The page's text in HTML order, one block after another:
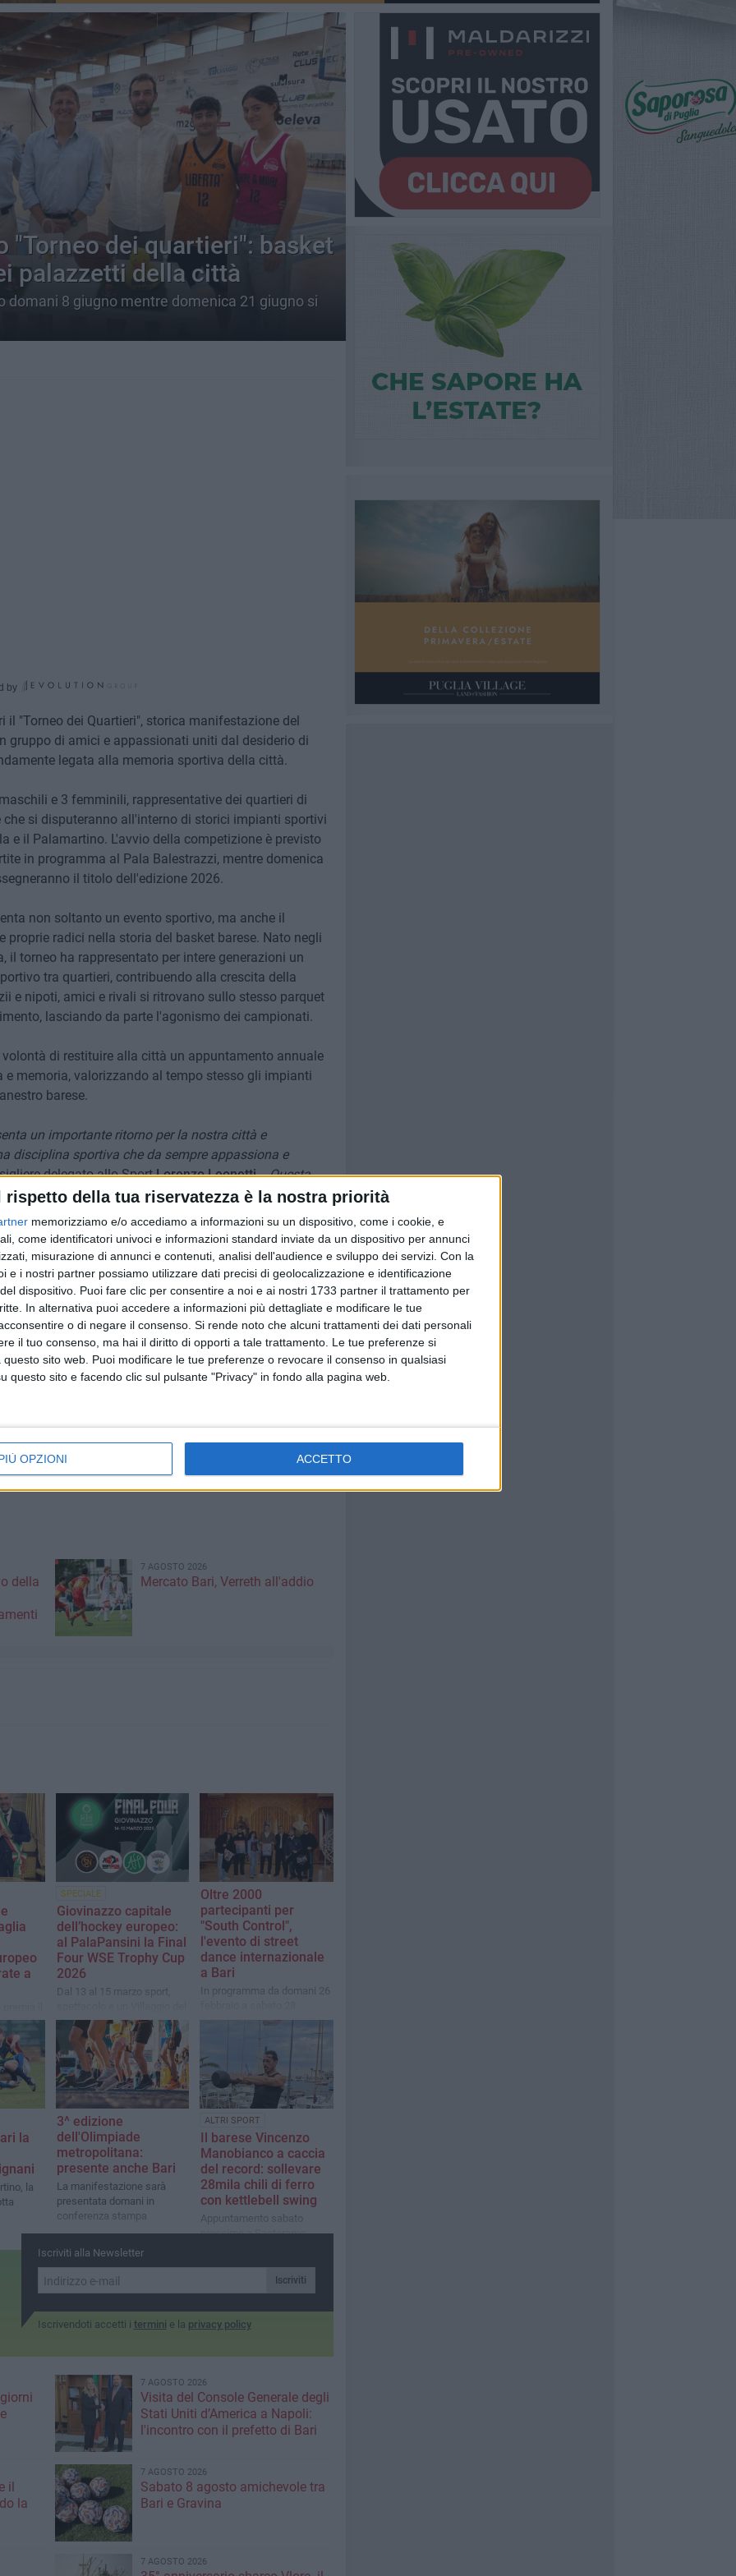
rispetto della tua riservatezza è la nostra priorità
memorizziamo e/o accediamo a informazioni su un dispositivo, come i cookie, e
come identificatori univoci e informazioni standard inviate da un dispositivo per annunci
misurazione di annunci e contenuti, analisi dell'audience e sviluppo dei servizi. Con la
e i nostri partner possiamo utilizzare dati precisi di geolocalizzazione e identificazione
dispositivo. Puoi fare clic per consentire a noi e ai nostri 1733 partner il trattamento per
In alternativa puoi accedere a informazioni più dettagliate e modificare le tue
o di negare il consenso. Si rende noto che alcuni trattamenti dei dati personali
il tuo consenso, ma hai il diritto di opporti a tale trattamento. Le tue preferenze si
sito web. Puoi modificare le tue preferenze o revocare il consenso in qualsiasi
questo sito e facendo clic sul pulsante "Privacy" in fondo alla pagina web.
OPZIONI ACCETTO
"Torneo dei quartieri": basket
palazzetti della città
domani 8 giugno mentre domenica 21 giugno si
by
il "Torneo dei Quartieri", storica manifestazione del
gruppo di amici e appassionati uniti dal desiderio di
legata alla memoria sportiva della città.
e 3 femminili, rappresentative dei quartieri di
si disputeranno all'interno di storici impianti sportivi
e il Palamartino. L'avvio della competizione è previsto
in programma al Pala Balestrazzi, mentre domenica
il titolo dell'edizione 2026.
non soltanto un evento sportivo, ma anche il
radici nella storia del basket barese. Nato negli
il torneo ha rappresentato per intere generazioni un
tra quartieri, contribuendo alla crescita della
e nipoti, amici e rivali si ritrovano sullo stesso parquet
lasciando da parte l'agonismo dei campionati.
di restituire alla città un appuntamento annuale
e memoria, valorizzando al tempo stesso gli impianti
barese.
un importante ritorno per la nostra città e
disciplina sportiva che da sempre appassiona e
delegato allo SportLorenzo Leonetti-.Questa
per il basket con il forte senso di appartenenza ai
sana competizione, del rispetto e della
quanto lo sport possa essere uno straordinario
dei valori positivi della comunità. Il mio
essere replicate anche in altre discipline sportive,
movimento sportivo cittadino e il rafforzamento dei
organizzatori,Onofrio Rubino -: si parte l'8 giugno e,
giocatori ancora innamorati della palla a spicchi, è
dei Quartieri, prestigioso evento cestistico nato
la manifestazione, il Pala Lasala dell'Angiulli Bari. Qui
campo in mattonelle, e oggi gli atleti potranno
una novità assoluta per questo impianto tensostatico.
che restituisce prestigio e visibilità all'intero
della
7 AGOSTO 2026
Mercato Bari, Verreth all'addio
a
SPECIALE
Giovinazzo capitale
dell’hockey europeo:
al PalaPansini la Final
Four WSE Trophy Cup
2026
Dal 13 al 15 marzo sport,
Gusto. Biglietti già
disponibili
Oltre 2000
partecipanti per
"South Control",
l'evento di street
dance internazionale
a Bari
In programma da domani 26
febbraio
la
la
3^ edizione
dell'Olimpiade
metropolitana:
presente anche Bari
La manifestazione sarà
presentata domani in
conferenza stampa
ALTRI SPORT
Il barese Vincenzo
Manobianco a caccia
del record: sollevare
28mila chili di ferro
con kettlebell swing
Appuntamento sabato
prossimo a Santeramo.
Protezione animali
Iscriviti alla Newsletter
Iscriviti
Iscrivendoti accetti i termini e la privacy policy
7 AGOSTO 2026
Visita del Console Generale degli
Stati Uniti d’America a Napoli:
l'incontro con il prefetto di Bari
il
la
7 AGOSTO 2026
Sabato 8 agosto amichevole tra
Bari e Gravina
7 AGOSTO 2026